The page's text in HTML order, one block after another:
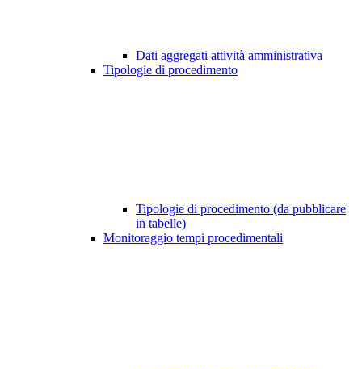
Dati aggregati attività amministrativa
Tipologie di procedimento
Tipologie di procedimento (da pubblicare
in tabelle)
Monitoraggio tempi procedimentali